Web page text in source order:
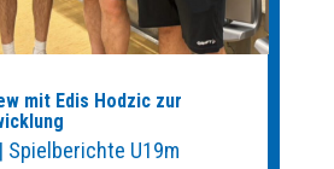
mit Edis Hodzic zur
| Spielberichte U19m